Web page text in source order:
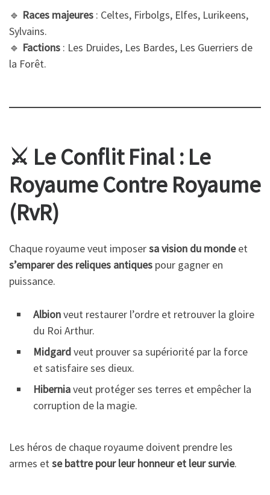
🔹 Races majeures : Celtes, Firbolgs, Elfes, Lurikeens,
Sylvains.
🔹 Factions : Les Druides, Les Bardes, Les Guerriers de
la Forêt.
⚔️ Le Conflit Final : Le
Royaume Contre Royaume
(RvR)
Chaque royaume veut imposersa vision du mondeet
s’emparer des reliques antiques pour gagner en
puissance.
Albionveut restaurer l’ordre et retrouver la gloire
du Roi Arthur.
Midgardveut prouver sa supériorité par la force
et satisfaire ses dieux.
Hiberniaveut protéger ses terres et empêcher la
corruption de la magie.
Les héros de chaque royaume doivent prendre les
armes etse battre pour leur honneur et leur survie.